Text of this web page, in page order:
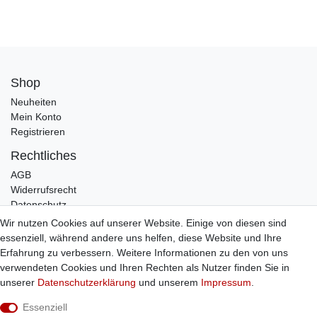
Shop
Neuheiten
Mein Konto
Registrieren
Rechtliches
AGB
Widerrufsrecht
Datenschutz
Impressum
Infos
Zahlung / Versand
Individuelle Anfertigung
Wir nutzen Cookies auf unserer Website. Einige von diesen sind
essenziell, während andere uns helfen, diese Website und Ihre
Erfahrung zu verbessern. Weitere Informationen zu den von uns
verwendeten Cookies und Ihren Rechten als Nutzer finden Sie in
unserer Daten­schutz­erklärung und unserem Impressum
Essenziell